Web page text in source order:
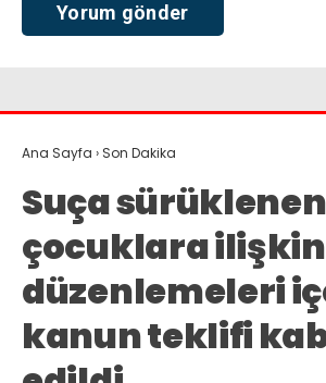
Ana Sayfa › Son Dakika
Suça sürüklenen
çocuklara ilişkin
düzenlemeleri
kanun teklifi